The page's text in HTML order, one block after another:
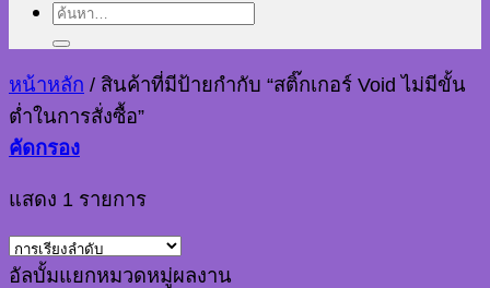
ค้นหา:
หน้าหลัก / สินค้าที่มีป้ายกำกับ “สติ๊กเกอร์ Void ไม่มีขั้น
ต่ำในการสั่งซื้อ”
คัดกรอง
แสดง 1 รายการ
อัลบั้มแยกหมวดหมู่ผลงาน